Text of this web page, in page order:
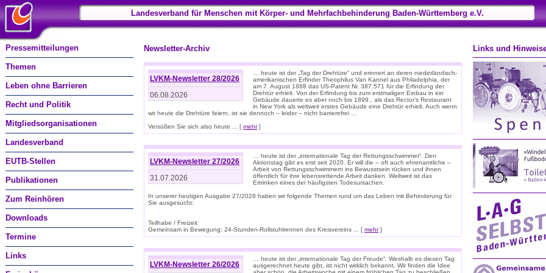
Landesverband für Menschen mit Körper- und Mehrfachbehinderung Baden-Württemberg e.V.
Pressemitteilungen
Themen
Leben ohne Barrieren
Recht und Politik
Mitgliedsorganisationen
Landesverband
EUTB-Stellen
Publikationen
Zum Reinhören
Downloads
Termine
Links
Newsletter-Archiv
LVKM-Newsletter 28/2026
06.08.2026
… heute ist der „Tag der Drehtüre“ und erinnert an deren niederländisch-
amerikanischen Erfinder Theophilus Van Kannel aus Philadelphia, der
am 7. August 1888 das US-Patent Nr. 387.571 für die Erfindung der
Drehtür erhielt. Von der Erfindung bis zum erstmaligen Einbau in ein
Gebäude dauerte es aber noch bis 1899., als das Rector’s Restaurant
in New York als weltweit erstes Gebäude eine Drehtür erhielt. Auch wenn
wir heute die Drehtüre feiern, ist sie dennoch – leider – nicht barrierefrei …
Versüßen Sie sich also heute ... [ mehr]
LVKM-Newsletter 27/2026
31.07.2026
… heute ist der „internationale Tag der Rettungsschwimmer“. Den
Aktionstag gibt es erst seit 2020. Er will die – oft auch ehrenamtliche –
Arbeit von Rettungsschwimmern ins Bewusstsein rücken und ihnen
öffentlich für ihre lebensrettende Arbeit danken. Weltweit ist das
Ertrinken eines der häufigsten Todesursachen.
In unserer heutigen Ausgabe 27/2026 haben wir folgende Themen rund um das Leben mit Behinderung für
Sie ausgesucht:
Teilhabe / Freizeit
Gemeinsam in Bewegung: 24-Stunden-Rollstuhlrennen des Kreisvereins ... [ mehr]
LVKM-Newsletter 26/2026
… heute ist der „internationale Tag der Freude“. Weshalb es diesen Tag
ausgerechnet heute gibt, ist nicht wirklich bekannt. Wir finden die Idee
Links und